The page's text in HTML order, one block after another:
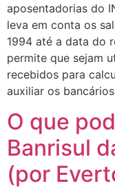
aposentadorias do
leva em conta os
1994 até a data do
permite que sejam
recebidos para
auxiliar os
O que
Banrisul
(por